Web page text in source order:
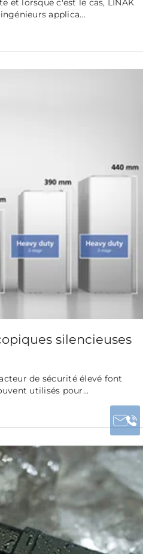
et lorsque c'est le cas, LINAK
applica...
silencieuses
de sécurité élevé font
utilisés pour...